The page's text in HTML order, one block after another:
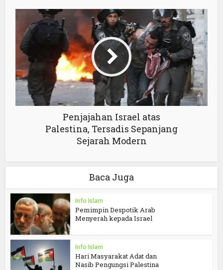
Penjajahan Israel atas
Palestina, Tersadis Sepanjang
Sejarah Modern
Baca Juga
Info Islam
Pemimpin Despotik Arab
Menyerah kepada Israel
Info Islam
Hari Masyarakat Adat dan
Nasib Pengungsi Palestina